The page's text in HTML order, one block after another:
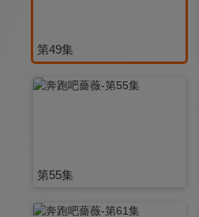
第49集
第55集